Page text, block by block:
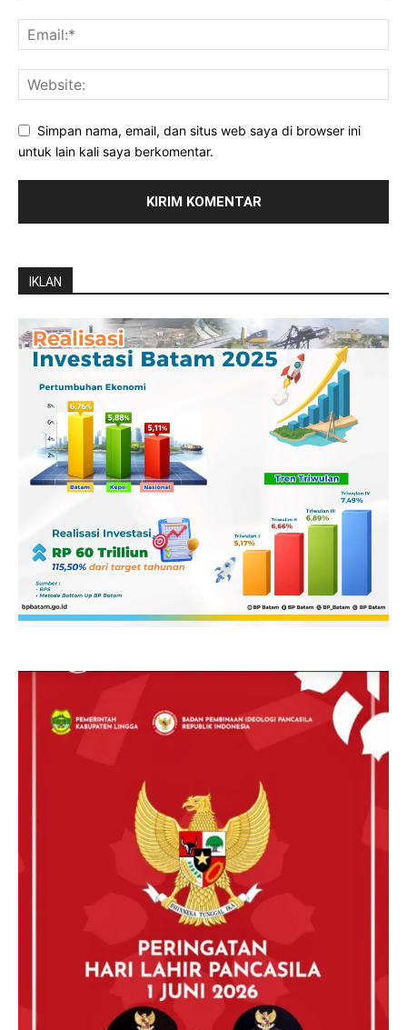
Simpan nama, email, dan situs web saya di browser ini
untuk lain kali saya berkomentar.
IKLAN